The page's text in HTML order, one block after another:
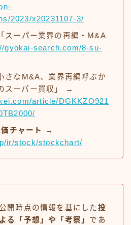
2023/x20231107-3/
「スーパー業界の再編・M&A
gyokai-search.com/8-su-
さなM&A、業界再編呼ぶか
スーパー買収」 →
article/DGKKZO921
チャート
→
ir/stock/stockchart/
開時点の情報を基にした投
る「予想」や「考察」 であ